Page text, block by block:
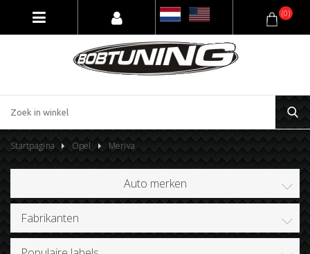
(0)
Startpagina Opel Meriva
Auto merken
Fabrikanten